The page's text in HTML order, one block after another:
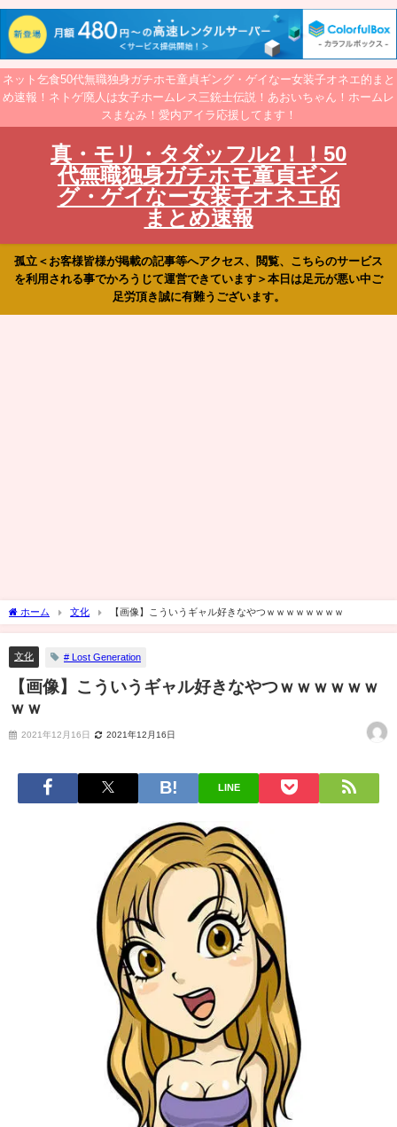
ネット乞食50代無職独身ガチホモ童貞ギング・ゲイなー女装子オネエ的まと
め速報！ネトゲ廃人は女子ホームレス三銃士伝説！あおいちゃん！ホームレ
スまなみ！愛内アイラ応援してます！
真・モリ・タダッフル2！！50
代無職独身ガチホモ童貞ギン
グ・ゲイなー女装子オネエ的
まとめ速報
孤立＜お客様皆様が掲載の記事等へアクセス、閲覧、こちらのサービス
を利用される事でかろうじて運営できています＞本日は足元が悪い中ご
足労頂き誠に有難うございます。
ホーム 文化 【画像】こういうギャル好きなやつｗｗｗｗｗｗｗｗ
文化 # Lost Generation
【画像】こういうギャル好きなやつｗｗｗｗｗｗ
ｗｗ
2021年12月16日 2021年12月16日
LINE